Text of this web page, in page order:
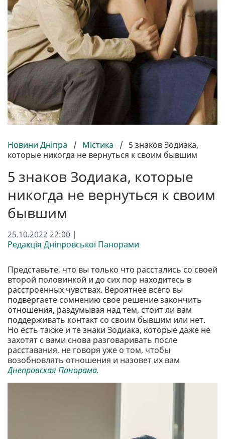
Новини Дніпра / Містика / 5 знаков Зодиака,
которые никогда не вернуться к своим бывшим
5 знаков Зодиака, которые
никогда не вернуться к своим
бывшим
25.10.2022 22:00 |
Редакція Дніпровської Панорами
Представьте, что вы только что расстались со своей
второй половинкой и до сих пор находитесь в
расстроенных чувствах. Вероятнее всего вы
подвергаете сомнению свое решение закончить
отношения, раздумывая над тем, стоит ли вам
поддерживать контакт со своим бывшим или нет.
Но есть также и те знаки Зодиака, которые даже не
захотят с вами снова разговаривать после
расставания, не говоря уже о том, чтобы
возобновлять отношения и назовет их вам
Днепровская Панорама.